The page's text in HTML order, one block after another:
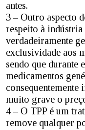
antes.
3 – Outro aspecto
respeito à
verdadeiramente
exclusividade aos
sendo que durante
medicamentos
muito grave o
4 – O TPP é um
remove qualquer